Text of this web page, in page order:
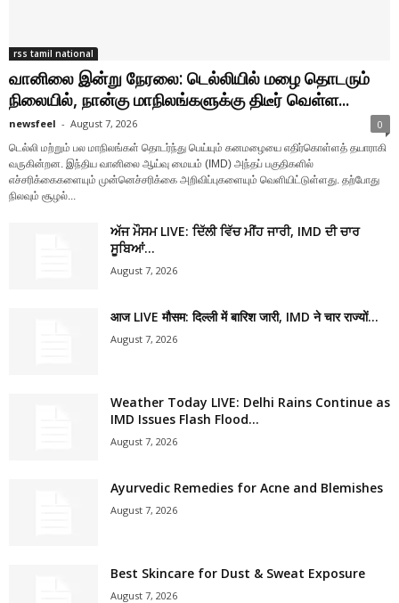
rss tamil national
வானிலை இன்று நேரலை: டெல்லியில் மழை தொடரும்
நிலையில், நான்கு மாநிலங்களுக்கு திடீர் வெள்ள...
newsfeel - August 7, 2026 0
டெல்லி மற்றும் பல மாநிலங்கள் தொடர்ந்து பெய்யும் கனமழையை எதிர்கொள்ளத் தயாராகி
வருகின்றன. இந்திய வானிலை ஆய்வு மையம் (IMD) அந்தப் பகுதிகளில்
எச்சரிக்கைகளையும் முன்னெச்சரிக்கை அறிவிப்புகளையும் வெளியிட்டுள்ளது. தற்போது
நிலவும் சூழல்...
ਅੱਜ ਮੌਸਮ LIVE: ਦਿੱਲੀ ਵਿੱਚ ਮੀਂਹ ਜਾਰੀ, IMD ਦੀ ਚਾਰ
ਸੂਬਿਆਂ...
August 7, 2026
आज LIVE मौसम: दिल्ली में बारिश जारी, IMD ने चार राज्यों...
August 7, 2026
Weather Today LIVE: Delhi Rains Continue as
IMD Issues Flash Flood...
August 7, 2026
Ayurvedic Remedies for Acne and Blemishes
August 7, 2026
Best Skincare for Dust & Sweat Exposure
August 7, 2026